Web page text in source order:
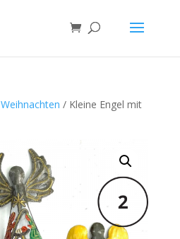
Weihnachten / Kleine Engel mit